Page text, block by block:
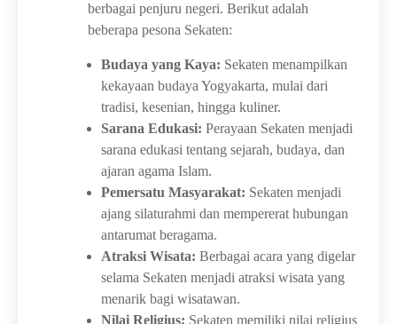
berbagai penjuru negeri. Berikut adalah
beberapa pesona Sekaten:
Budaya yang Kaya: Sekaten menampilkan
kekayaan budaya Yogyakarta, mulai dari
tradisi, kesenian, hingga kuliner.
Sarana Edukasi: Perayaan Sekaten menjadi
sarana edukasi tentang sejarah, budaya, dan
ajaran agama Islam.
Pemersatu Masyarakat: Sekaten menjadi
ajang silaturahmi dan mempererat hubungan
antarumat beragama.
Atraksi Wisata: Berbagai acara yang digelar
selama Sekaten menjadi atraksi wisata yang
menarik bagi wisatawan.
Nilai Religius: Sekaten memiliki nilai religius